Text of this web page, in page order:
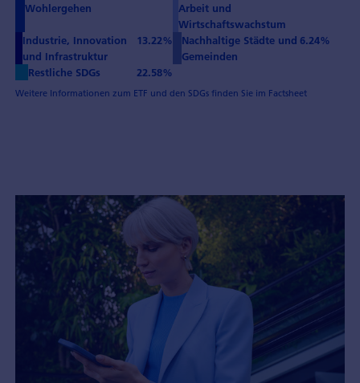
Wohlergehen
Arbeit und
Wirtschaftswachstum
Industrie, Innovation
und Infrastruktur
13.22%
Nachhaltige Städte und
Gemeinden
6.24%
Restliche SDGs 22.58%
Weitere Informationen zum ETF und den SDGs finden Sie im Factsheet